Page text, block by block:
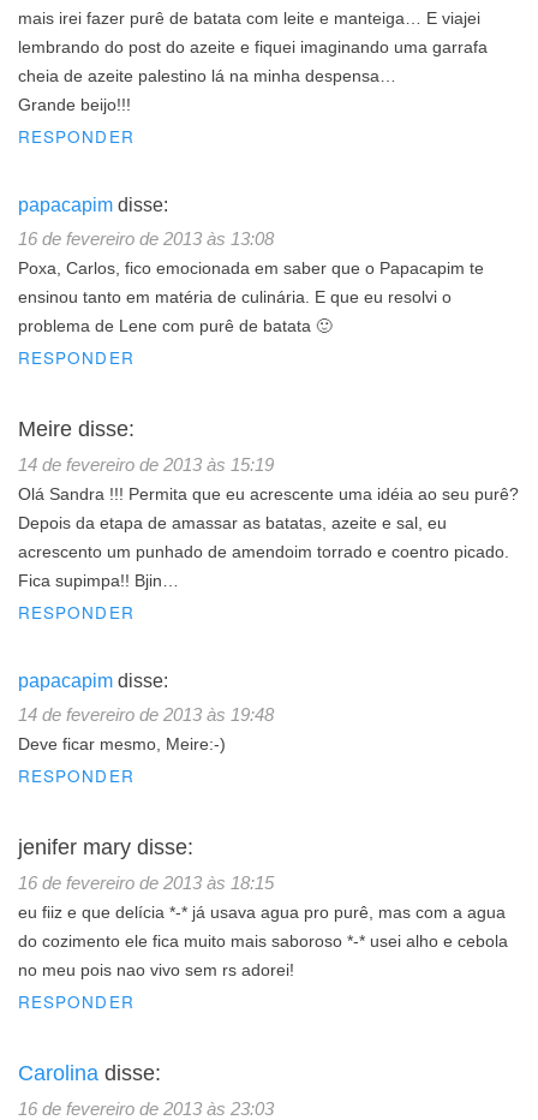
mais irei fazer purê de batata com leite e manteiga… E viajei
lembrando do post do azeite e fiquei imaginando uma garrafa
cheia de azeite palestino lá na minha despensa…
Grande beijo!!!
RESPONDER
papacapim disse:
16 de fevereiro de 2013 às 13:08
Poxa, Carlos, fico emocionada em saber que o Papacapim te
ensinou tanto em matéria de culinária. E que eu resolvi o
problema de Lene com purê de batata 🙂
RESPONDER
Meire disse:
14 de fevereiro de 2013 às 15:19
Olá Sandra !!! Permita que eu acrescente uma idéia ao seu purê?
Depois da etapa de amassar as batatas, azeite e sal, eu
acrescento um punhado de amendoim torrado e coentro picado.
Fica supimpa!! Bjin…
RESPONDER
papacapim disse:
14 de fevereiro de 2013 às 19:48
Deve ficar mesmo, Meire:-)
RESPONDER
jenifer mary disse:
16 de fevereiro de 2013 às 18:15
eu fiiz e que delícia *-* já usava agua pro purê, mas com a agua
do cozimento ele fica muito mais saboroso *-* usei alho e cebola
no meu pois nao vivo sem rs adorei!
RESPONDER
Carolina disse:
16 de fevereiro de 2013 às 23:03